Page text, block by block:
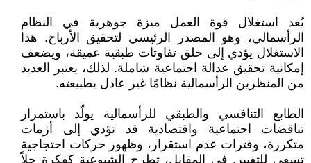
يُعد استغلال قوة العمل ميزة جوهرية في النظام
الرأسمالي، وهو المصدر الرئيسي لتحقيق الأرباح. هذا
الاستغلال يؤدي إلى خلق تفاوتات طبقية عميقة، ويضعف
إمكانية تحقيق عدالة اجتماعية شاملة. لذلك، يعتبر العديد
من المنظرين الرأسمالية نظامًا غير عادل بطبيعته.
الطابع التنافسي والطبقي للرأسمالية يولّد باستمرار
تناقضات اجتماعية واقتصادية قد تؤدي إلى أزمات
متكررة، وفترات عدم استقرار، وظهور حركات احتجاجية
تسعى للتغيير. في المقابل، تطرح الشيوعية كفكرة حلاً